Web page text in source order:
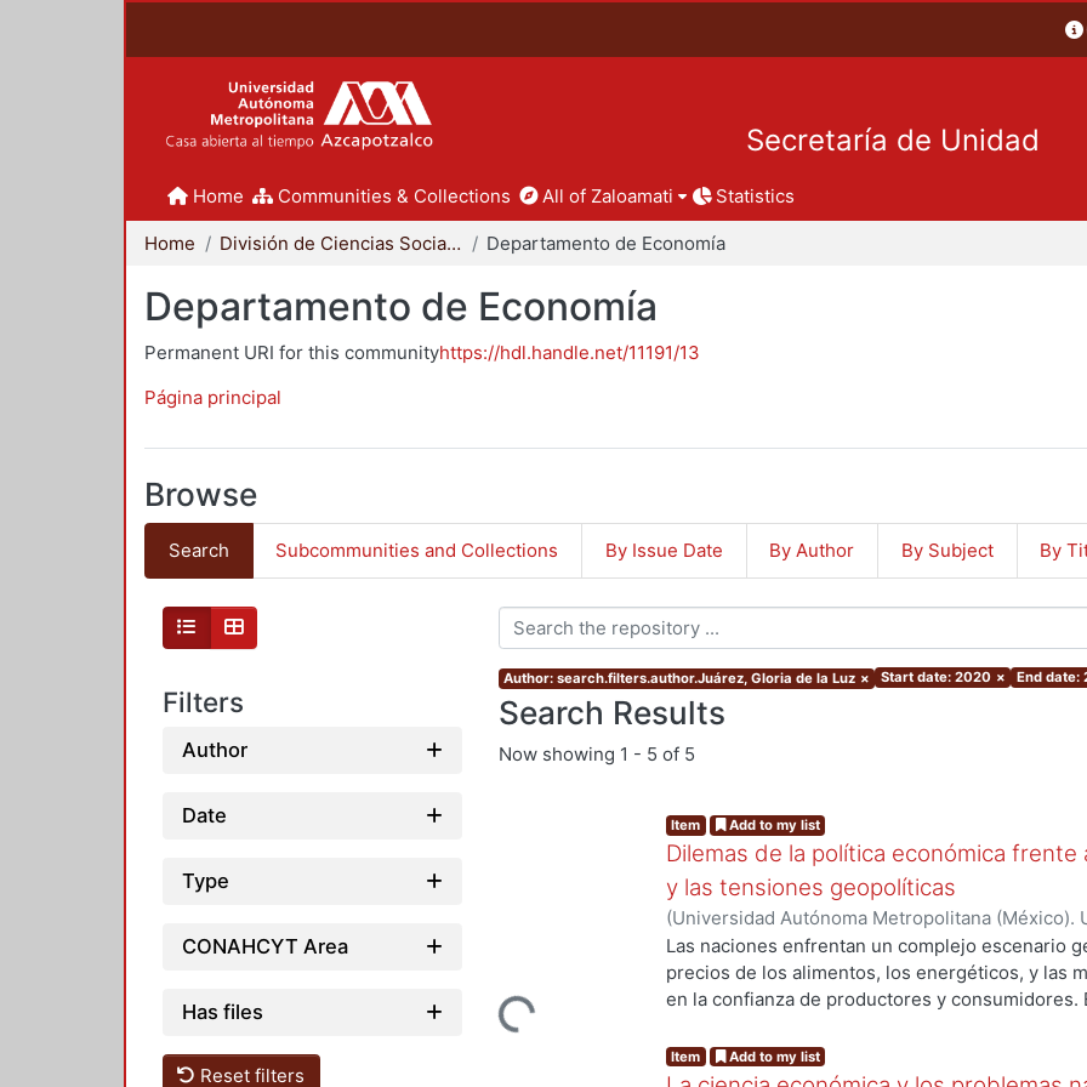
Secretaría de Unidad
Home Communities & Collections All of Zaloamati Statistics
Home División de Ciencias Sociales y Humanidades Departamento de Economía
Departamento de Economía
Permanent URI for this communityhttps://hdl.handle.net/11191/13
Página principal
Browse
Search Subcommunities and Collections By Issue Date By Author By Subject By
Filters
Author
Date
Type
CONAHCYT Area
Has files
Reset filters
Author: search.filters.author.Juárez, Gloria de la Luz × Start date: 2020 × End date:
Search Results
Now showing 1 - 5 of 5
Loading...
Item Add to my list
Dilemas de la política económica
y las tensiones geopolíticas
(Universidad Autónoma Metropolitana (México).
Ciencias Sociales y Humanidades.,2025)
Daniel David;Cuevas Ahumada, Víctor Manuel;
Vargas, Alejandro; Argandoña Zubieta, Herlan
Marco Antonio;Lemus Arroyo, Mariana
Gloria de la Luz;ZURITA-GONZALEZ, JESUS;
Las naciones enfrentan un complejo escenario
precios de los alimentos, los energéticos, y las
en la confianza de productores y consumidores.
entre Israel y Gaza en Oriente Medio, y el
África. En segundo lugar, está el desafío
Item Add to my list